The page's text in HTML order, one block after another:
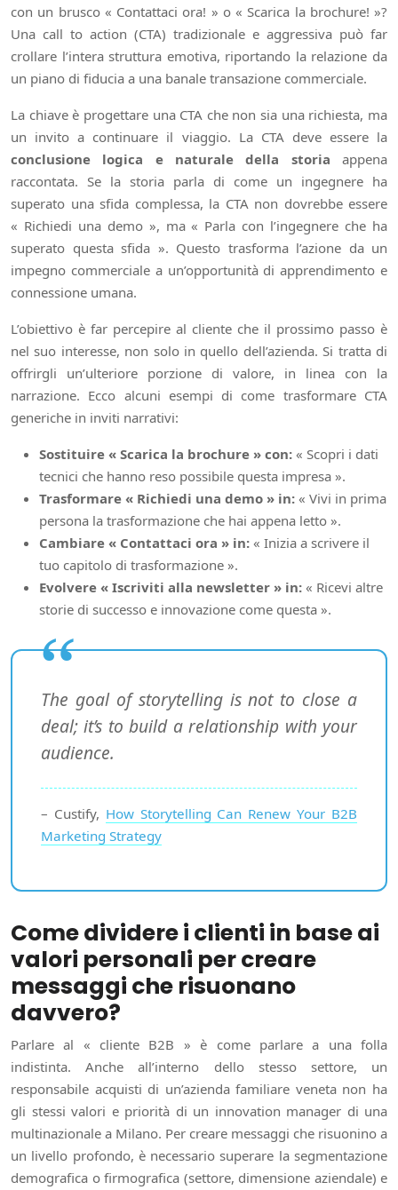
con un brusco « Contattaci ora! » o « Scarica la brochure! »?
Una call to action (CTA) tradizionale e aggressiva può far
crollare l’intera struttura emotiva, riportando la relazione da
un piano di fiducia a una banale transazione commerciale.
La chiave è progettare una CTA che non sia una richiesta, ma
un invito a continuare il viaggio. La CTA deve essere la
conclusione logica e naturale della storia appena
raccontata. Se la storia parla di come un ingegnere ha
superato una sfida complessa, la CTA non dovrebbe essere
« Richiedi una demo », ma « Parla con l’ingegnere che ha
superato questa sfida ». Questo trasforma l’azione da un
impegno commerciale a un’opportunità di apprendimento e
connessione umana.
L’obiettivo è far percepire al cliente che il prossimo passo è
nel suo interesse, non solo in quello dell’azienda. Si tratta di
offrirgli un’ulteriore porzione di valore, in linea con la
narrazione. Ecco alcuni esempi di come trasformare CTA
generiche in inviti narrativi:
Sostituire « Scarica la brochure » con: « Scopri i dati
tecnici che hanno reso possibile questa impresa ».
Trasformare « Richiedi una demo » in: « Vivi in prima
persona la trasformazione che hai appena letto ».
Cambiare « Contattaci ora » in: « Inizia a scrivere il
tuo capitolo di trasformazione ».
Evolvere « Iscriviti alla newsletter » in: « Ricevi altre
storie di successo e innovazione come questa ».
The goal of storytelling is not to close a
deal; it’s to build a relationship with your
audience.
– Custify, How Storytelling Can Renew Your B2B
Marketing Strategy
Come dividere i clienti in base ai
valori personali per creare
messaggi che risuonano
davvero?
Parlare al « cliente B2B » è come parlare a una folla
indistinta. Anche all’interno dello stesso settore, un
responsabile acquisti di un’azienda familiare veneta non ha
gli stessi valori e priorità di un innovation manager di una
multinazionale a Milano. Per creare messaggi che risuonino a
un livello profondo, è necessario superare la segmentazione
demografica o firmografica (settore, dimensione aziendale) e